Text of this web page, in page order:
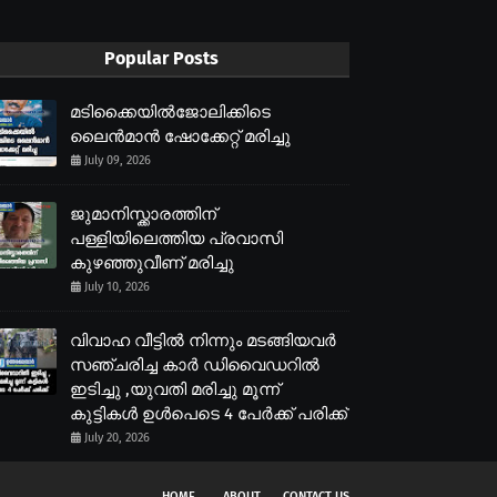
Popular Posts
മടിക്കൈയിൽജോലിക്കിടെ
ലൈൻമാൻ ഷോക്കേറ്റ് മരിച്ചു
July 09, 2026
ജുമാനിസ്ക്കാരത്തിന്
പള്ളിയിലെത്തിയ പ്രവാസി
കുഴഞ്ഞുവീണ് മരിച്ചു
July 10, 2026
വിവാഹ വീട്ടിൽ നിന്നും മടങ്ങിയവർ
സഞ്ചരിച്ച കാർ ഡിവൈഡറിൽ
ഇടിച്ചു ,യുവതി മരിച്ചു മൂന്ന്
കുട്ടികൾ ഉൾപെടെ 4 പേർക്ക് പരിക്ക്
July 20, 2026